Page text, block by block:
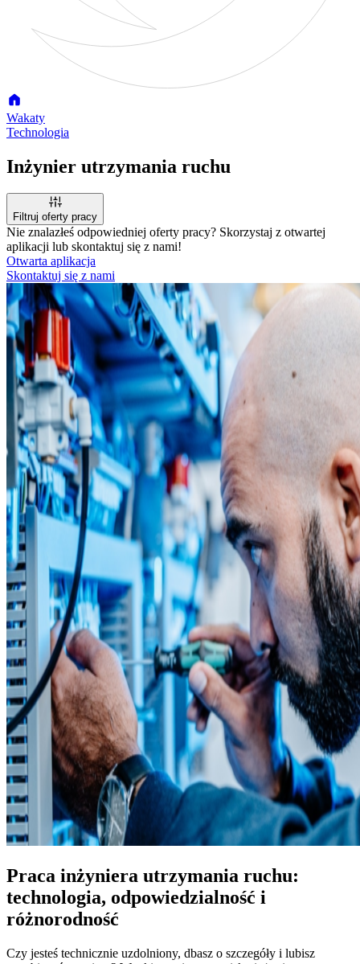
Wakaty
Technologia
Inżynier utrzymania ruchu
Filtruj oferty pracy
Nie znalazłeś odpowiedniej oferty pracy? Skorzystaj z otwartej
aplikacji lub skontaktuj się z nami!
Otwarta aplikacja
Skontaktuj się z nami
Praca inżyniera utrzymania ruchu:
technologia, odpowiedzialność i
różnorodność
Czy jesteś technicznie uzdolniony, dbasz o szczegóły i lubisz